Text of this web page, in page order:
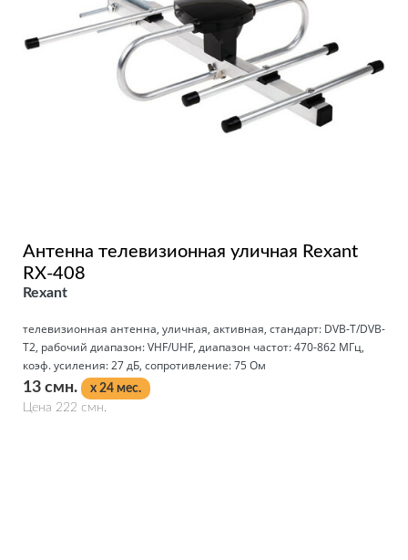
Антенна телевизионная уличная Rexant
RX-408
Rexant
телевизионная антенна, уличная, активная, стандарт: DVB-T/DVB-
T2, рабочий диапазон: VHF/UHF, диапазон частот: 470-862 МГц,
коэф. усиления: 27 дБ, сопротивление: 75 Ом
13 смн.
x 24 мес.
Цена 222 смн.